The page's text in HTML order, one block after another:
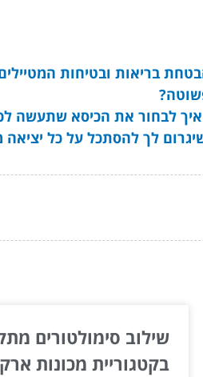
בריאות ובטיחות
לבחור את הכיסא שתעשה
לך להסתכל על כל
שילוב סימולטורים
בקטגוריית מכונות